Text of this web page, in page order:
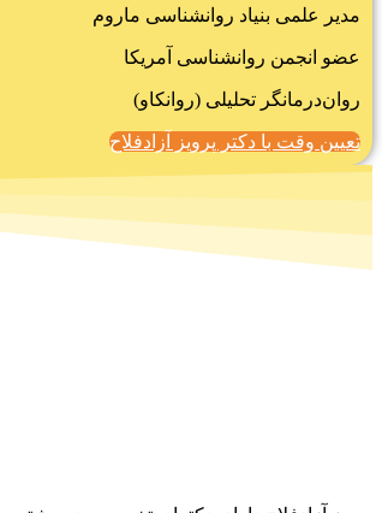
مدیر علمی بنیاد روانشناسی ماروم
عضو انجمن روانشناسی آمریکا
روان‌درمانگر تحلیلی (روانکاو)
تعیین وقت با دکتر پرویز آزادفلاح